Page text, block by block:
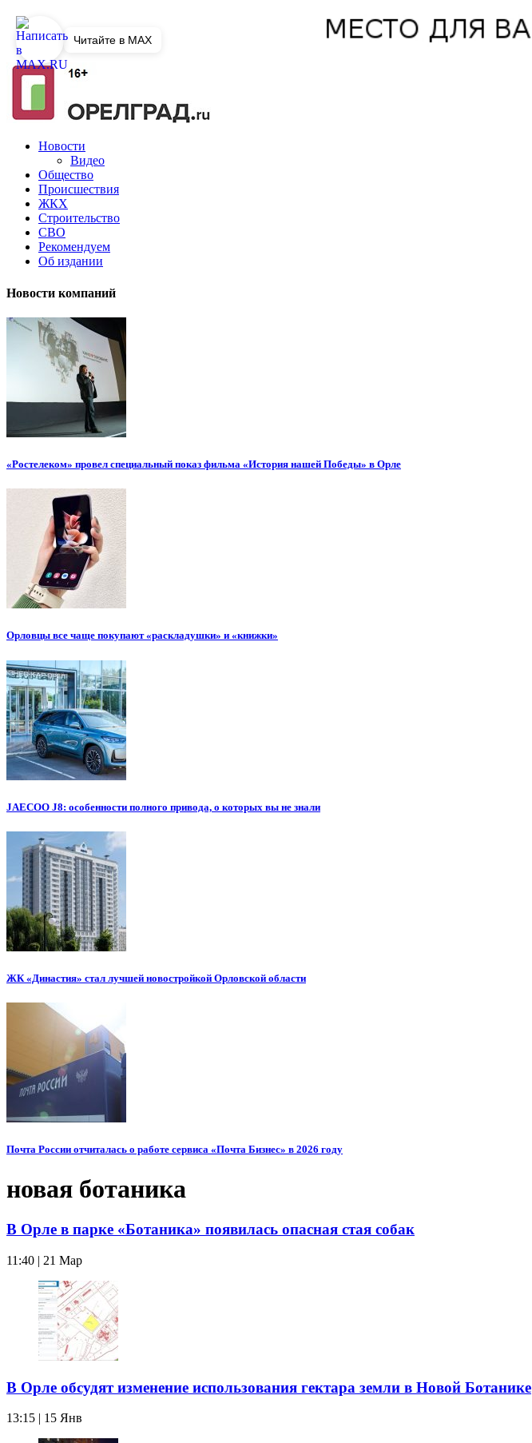
Новости
Видео
Общество
Происшествия
ЖКХ
Строительство
СВО
Рекомендуем
Об издании
Новости компаний
«Ростелеком» провел специальный показ фильма «История нашей Победы» в Орле
Орловцы все чаще покупают «раскладушки» и «книжки»
JAECOO J8: особенности полного привода, о которых вы не знали
ЖК «Династия» стал лучшей новостройкой Орловской области
Почта России отчиталась о работе сервиса «Почта Бизнес» в 2026 году
новая ботаника
В Орле в парке «Ботаника» появилась опасная стая собак
11:40 | 21 Мар
В Орле обсудят изменение использования гектара земли в Новой Ботанике
13:15 | 15 Янв
Читайте в MAX